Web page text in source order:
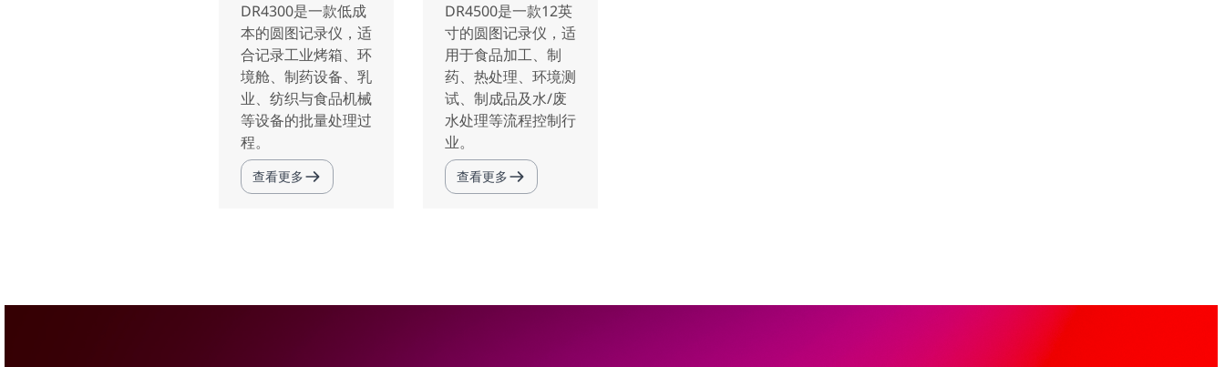
DR4300是一款低成
本的圆图记录仪，适
合记录工业烤箱、环
境舱、制药设备、乳
业、纺织与食品机械
等设备的批量处理过
程。
查看更多
DR4500是一款12英
寸的圆图记录仪，适
用于食品加工、制
药、热处理、环境测
试、制成品及水/废
水处理等流程控制行
业。
查看更多